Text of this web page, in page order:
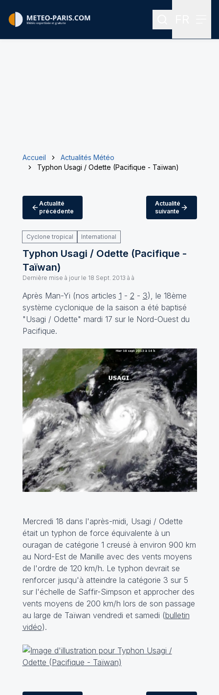
Rechercher
Accueil
Actualités Météo
Typhon Usagi / Odette (Pacifique - Taïwan)
Actualité
précédente
Actualité
suivante
Cyclone tropical International
Typhon Usagi / Odette (Pacifique -
Taïwan)
Dernière mise à jour le 18 Sept. 2013 à à
Après Man-Yi (nos articles 1 - 2 - 3), le 18ème
système cyclonique de la saison a été baptisé
"Usagi / Odette" mardi 17 sur le Nord-Ouest du
Pacifique.
Mercredi 18 dans l'après-midi, Usagi / Odette
était un typhon de force équivalente à un
ouragan de catégorie 1 creusé à environ 900 km
au Nord-Est de Manille avec des vents moyens
de l'ordre de 120 km/h. Le typhon devrait se
renforcer jusqu'à atteindre la catégorie 3 sur 5
sur l'échelle de Saffir-Simpson et approcher des
vents moyens de 200 km/h lors de son passage
au large de Taïwan vendredi et samedi (bulletin
vidéo).